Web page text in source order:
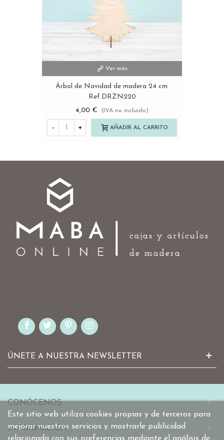
Ver más
Árbol de Navidad de madera 24 cm.
Ref.DRZN220
4,00 €
(IVA no incluido)
- + AÑADIR AL CARRITO
ÚNETE A NUESTRA NEWSLETTER
Este sitio web utiliza cookies propias y de terceros para
mejorar nuestros servicios y mostrarle publicidad
CONÓCENOS
INFORMACIÓN